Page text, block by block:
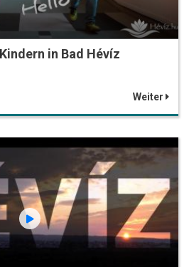
in Bad Hévíz
Weiter